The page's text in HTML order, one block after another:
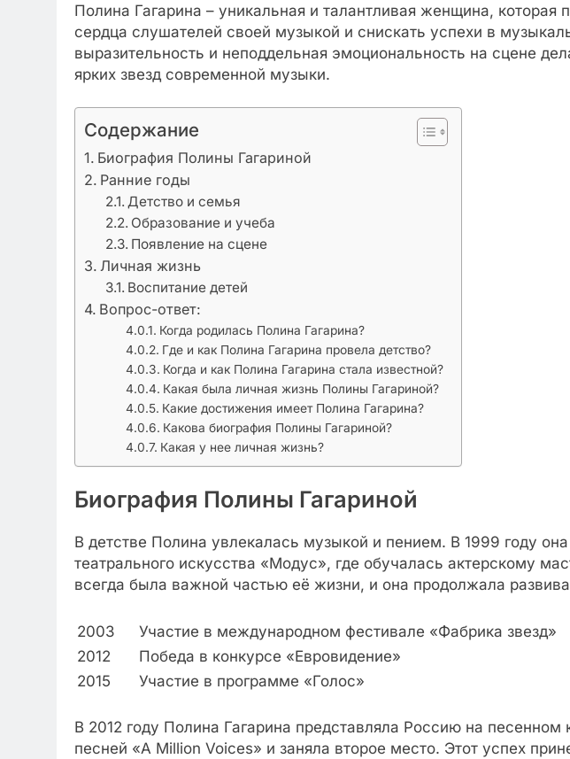
Полина Гагарина – уникальная и талантливая женщина, которая
сердца слушателей своей музыкой и снискать успехи в
выразительность и неподдельная эмоциональность на сцене
ярких звезд современной музыки.
Содержание
Биография Полины Гагариной
Ранние годы
Детство и семья
Образование и учеба
Появление на сцене
Личная жизнь
Воспитание детей
Вопрос-ответ:
Когда родилась Полина Гагарина?
Где и как Полина Гагарина провела детство?
Когда и как Полина Гагарина стала известной?
Какая была личная жизнь Полины Гагариной?
Какие достижения имеет Полина Гагарина?
Какова биография Полины Гагариной?
Какая у нее личная жизнь?
Биография Полины Гагариной
В детстве Полина увлекалась музыкой и пением. В 1999 году
театрального искусства «Модус», где обучалась актерскому
всегда была важной частью её жизни, и она продолжала
2003
Участие в международном фестивале «Фабрика звезд»
2012
Победа в конкурсе «Евровидение»
2015
Участие в программе «Голос»
В 2012 году Полина Гагарина представляла Россию на песенном
песней «A Million Voices» и заняла второе место. Этот успех